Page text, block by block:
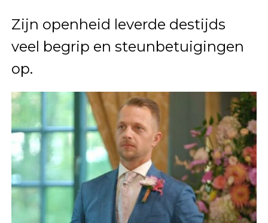
Zijn openheid leverde destijds
veel begrip en steunbetuigingen
op.